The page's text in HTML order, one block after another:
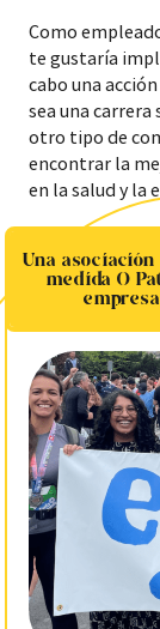
Como
te gustaría
cabo una
sea una
otro tipo de
encontrar la
en la salud y la
Una
medida O